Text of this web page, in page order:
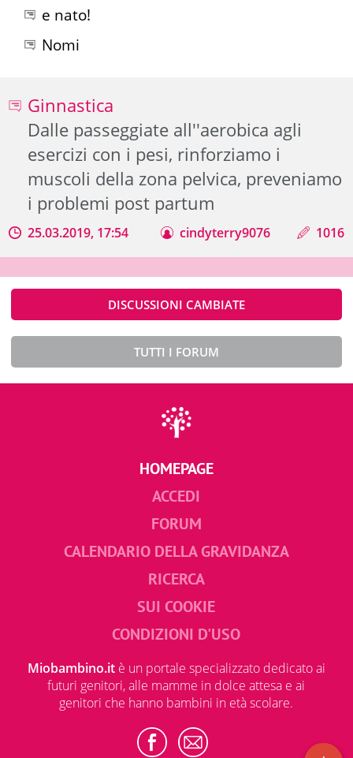
e nato!
Nomi
Ginnastica
Dalle passeggiate all''aerobica agli
esercizi con i pesi, rinforziamo i
muscoli della zona pelvica, preveniamo
i problemi post partum
25.03.2019, 17:54 cindyterry9076 1016
DISCUSSIONI CAMBIATE
TUTTI I FORUM
HOMEPAGE
ACCEDI
FORUM
CALENDARIO DELLA GRAVIDANZA
RICERCA
SUI COOKIE
CONDIZIONI D'USO
Miobambino.itè un portale specializzato dedicato ai
futuri genitori, alle mamme in dolce attesa e ai
genitori che hanno bambini in età scolare.